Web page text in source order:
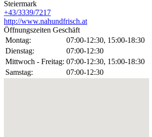
Steiermark
+43/3339/7217
http://www.nahundfrisch.at
Öffnungszeiten Geschäft
Montag:
07:00-12:30, 15:00-18:30
Dienstag:
07:00-12:30
Mittwoch - Freitag: 07:00-12:30, 15:00-18:30
Samstag:
07:00-12:30